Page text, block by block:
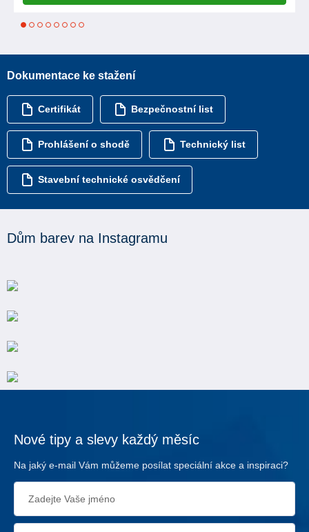
1 2 3 4 5 6 7
Dokumentace ke stažení
Certifikát Bezpečnostní list
Prohlášení o shodě Technický list
Stavební technické osvědčení
Dům barev na Instagramu
Nové tipy a slevy každý měsíc
Na jaký e-mail Vám můžeme posílat speciální akce a inspiraci?